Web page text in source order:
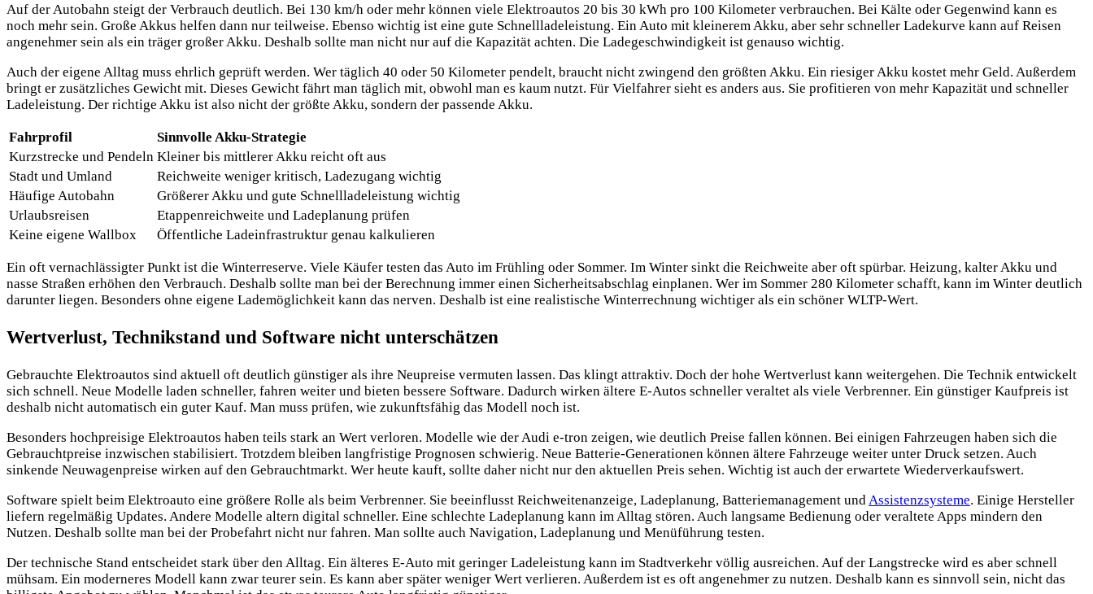
Auf der Autobahn steigt der Verbrauch deutlich. Bei 130 km/h oder mehr können viele Elektroautos 20 bis 30 kWh pro 100 Kilometer verbrauchen. Bei Kälte oder Gegenwind kann es
noch mehr sein. Große Akkus helfen dann nur teilweise. Ebenso wichtig ist eine gute Schnellladeleistung. Ein Auto mit kleinerem Akku, aber sehr schneller Ladekurve kann auf Reisen
angenehmer sein als ein träger großer Akku. Deshalb sollte man nicht nur auf die Kapazität achten. Die Ladegeschwindigkeit ist genauso wichtig.
Auch der eigene Alltag muss ehrlich geprüft werden. Wer täglich 40 oder 50 Kilometer pendelt, braucht nicht zwingend den größten Akku. Ein riesiger Akku kostet mehr Geld. Außerdem
bringt er zusätzliches Gewicht mit. Dieses Gewicht fährt man täglich mit, obwohl man es kaum nutzt. Für Vielfahrer sieht es anders aus. Sie profitieren von mehr Kapazität und schneller
Ladeleistung. Der richtige Akku ist also nicht der größte Akku, sondern der passende Akku.
Fahrprofil
Sinnvolle Akku-Strategie
Kurzstrecke und Pendeln Kleiner bis mittlerer Akku reicht oft aus
Stadt und Umland
Reichweite weniger kritisch, Ladezugang wichtig
Häufige Autobahn
Größerer Akku und gute Schnellladeleistung wichtig
Urlaubsreisen
Etappenreichweite und Ladeplanung prüfen
Keine eigene Wallbox
Öffentliche Ladeinfrastruktur genau kalkulieren
Ein oft vernachlässigter Punkt ist die Winterreserve. Viele Käufer testen das Auto im Frühling oder Sommer. Im Winter sinkt die Reichweite aber oft spürbar. Heizung, kalter Akku und
nasse Straßen erhöhen den Verbrauch. Deshalb sollte man bei der Berechnung immer einen Sicherheitsabschlag einplanen. Wer im Sommer 280 Kilometer schafft, kann im Winter deutlich
darunter liegen. Besonders ohne eigene Lademöglichkeit kann das nerven. Deshalb ist eine realistische Winterrechnung wichtiger als ein schöner WLTP-Wert.
Wertverlust, Technikstand und Software nicht unterschätzen
Gebrauchte Elektroautos sind aktuell oft deutlich günstiger als ihre Neupreise vermuten lassen. Das klingt attraktiv. Doch der hohe Wertverlust kann weitergehen. Die Technik entwickelt
sich schnell. Neue Modelle laden schneller, fahren weiter und bieten bessere Software. Dadurch wirken ältere E-Autos schneller veraltet als viele Verbrenner. Ein günstiger Kaufpreis ist
deshalb nicht automatisch ein guter Kauf. Man muss prüfen, wie zukunftsfähig das Modell noch ist.
Besonders hochpreisige Elektroautos haben teils stark an Wert verloren. Modelle wie der Audi e-tron zeigen, wie deutlich Preise fallen können. Bei einigen Fahrzeugen haben sich die
Gebrauchtpreise inzwischen stabilisiert. Trotzdem bleiben langfristige Prognosen schwierig. Neue Batterie-Generationen können ältere Fahrzeuge weiter unter Druck setzen. Auch
sinkende Neuwagenpreise wirken auf den Gebrauchtmarkt. Wer heute kauft, sollte daher nicht nur den aktuellen Preis sehen. Wichtig ist auch der erwartete Wiederverkaufswert.
Software spielt beim Elektroauto eine größere Rolle als beim Verbrenner. Sie beeinflusst Reichweitenanzeige, Ladeplanung, Batteriemanagement und Assistenzsysteme. Einige Hersteller
liefern regelmäßig Updates. Andere Modelle altern digital schneller. Eine schlechte Ladeplanung kann im Alltag stören. Auch langsame Bedienung oder veraltete Apps mindern den
Nutzen. Deshalb sollte man bei der Probefahrt nicht nur fahren. Man sollte auch Navigation, Ladeplanung und Menüführung testen.
Der technische Stand entscheidet stark über den Alltag. Ein älteres E-Auto mit geringer Ladeleistung kann im Stadtverkehr völlig ausreichen. Auf der Langstrecke wird es aber schnell
mühsam. Ein moderneres Modell kann zwar teurer sein. Es kann aber später weniger Wert verlieren. Außerdem ist es oft angenehmer zu nutzen. Deshalb kann es sinnvoll sein, nicht das